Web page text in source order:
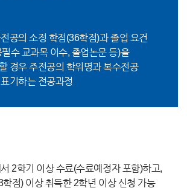
공의 소정 학점(36학점)과 졸업 요건
필수 교과목 이수, 졸업논문 등)을
경우 주전공의 학위명과 복수전공
기하는 전공과정
2학기 이상 수료(수료예정자 포함)하고,
점) 이상 취득한 2학년 이상 신청 가능